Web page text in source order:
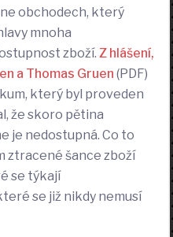
obchodech, který
mnoha
zboží. Z hlášení,
a Thomas Gruen (PDF)
který byl proveden
že skoro pětina
je nedostupná. Co to
ztracené šance zboží
se týkají
se již nikdy nemusí